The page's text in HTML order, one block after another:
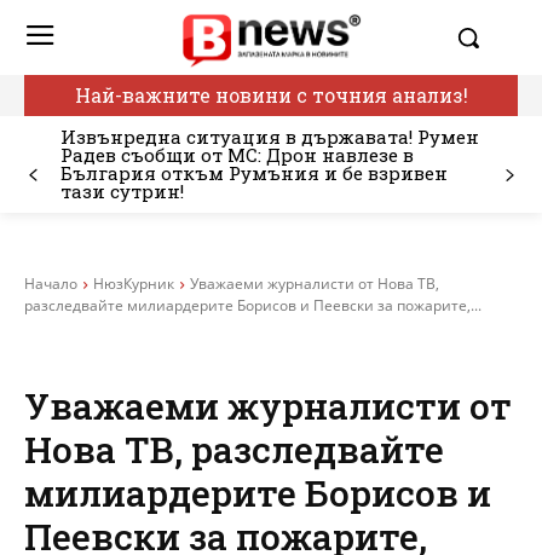
Най-важните новини с точния анализ!
Извънредна ситуация в държавата! Румен
Радев съобщи от МС: Дрон навлезе в
България откъм Румъния и бе взривен
тази сутрин!
Начало НюзКурник
Уважаеми журналисти от Нова ТВ,
разследвайте милиардерите Борисов и Пеевски за пожарите,...
Уважаеми журналисти от
Нова ТВ, разследвайте
милиардерите Борисов и
Пеевски за пожарите,